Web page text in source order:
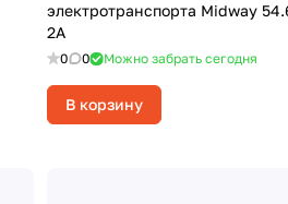
электротранспорта Midway 54.6V
2A
0 0 Можно забрать сегодня
В корзину